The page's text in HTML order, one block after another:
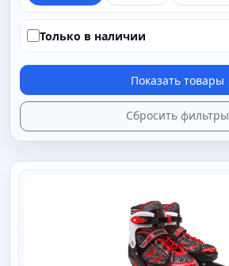
Только в наличии
Показать товары
Сбросить фильтры
SAIMAA